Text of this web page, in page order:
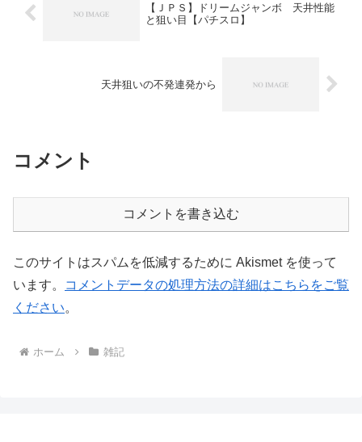
【ＪＰＳ】ドリームジャンボ 天井性能
と狙い目【パチスロ】
天井狙いの不発連発から
コメント
コメントを書き込む
このサイトはスパムを低減するために Akismet を使って
います。
コメントデータの処理方法の詳細はこちらをご覧
ください。
ホーム 雑記